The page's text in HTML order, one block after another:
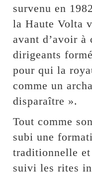
survenu en
la Haute Volta
avant d’avoir à
dirigeants
pour qui la
comme un
disparaître ».
Tout comme
subi une
traditionnelle
suivi les rites